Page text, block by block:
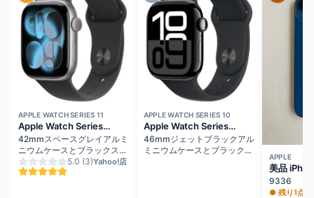
在庫切れ
APPLE WATCH SERIES 11
Apple Watch Series
11（GPSモデル）
42mmスペースグレイアルミ
ニウムケースとブラックスポ
ーツバンド - S/M
MEQW4J/A
5.0 (3)Yahoo!店
在庫切れ
APPLE WATCH SERIES 10
Apple Watch Series
10（GPS + Cellularモデ
ル）
46mmジェットブラックアル
ミニウムケースとブラックス
APPLE
美品
ルー バッ
MLNG3J/
9336
● 残り1点